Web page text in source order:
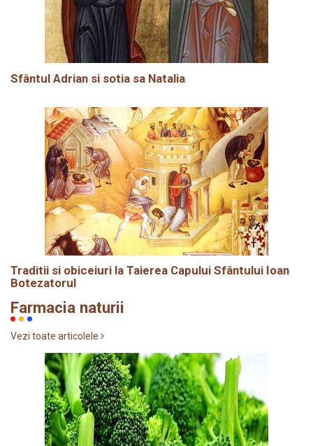
Sfântul Adrian si sotia sa Natalia
Traditii si obiceiuri la Taierea Capului Sfântului Ioan
Botezatorul
Farmacia naturii
Vezi toate articolele